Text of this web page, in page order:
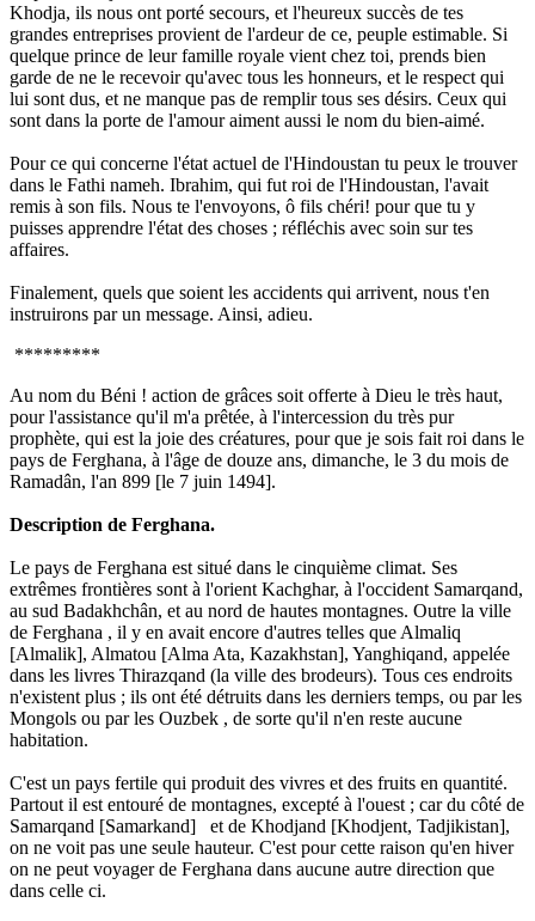
Khodja, ils nous ont porté secours, et l'heureux succès de tes
grandes entreprises provient de l'ardeur de ce, peuple estimable. Si
quelque prince de leur famille royale vient chez toi, prends bien
garde de ne le recevoir qu'avec tous les honneurs, et le respect qui
lui sont dus, et ne manque pas de remplir tous ses désirs. Ceux qui
sont dans la porte de l'amour aiment aussi le nom du bien-aimé.
Pour ce qui concerne l'état actuel de l'Hindoustan tu peux le trouver
dans le Fathi nameh. Ibrahim, qui fut roi de l'Hindoustan, l'avait
remis à son fils. Nous te l'envoyons, ô fils chéri! pour que tu y
puisses apprendre l'état des choses ; réfléchis avec soin sur tes
affaires.
Finalement, quels que soient les accidents qui arrivent, nous t'en
instruirons par un message. Ainsi, adieu.
*********
Au nom du Béni ! action de grâces soit offerte à Dieu le très haut,
pour l'assistance qu'il m'a prêtée, à l'intercession du très pur
prophète, qui est la joie des créatures, pour que je sois fait roi dans le
pays de Ferghana, à l'âge de douze ans, dimanche, le 3 du mois de
Ramadân, l'an 899 [le 7 juin 1494].
Description de Ferghana.
Le pays de Ferghana est situé dans le cinquième climat. Ses
extrêmes frontières sont à l'orient Kachghar, à l'occident Samarqand,
au sud Badakhchân, et au nord de hautes montagnes. Outre la ville
de Ferghana , il y en avait encore d'autres telles que Almaliq
[Almalik], Almatou [Alma Ata, Kazakhstan], Yanghiqand, appelée
dans les livres Thirazqand (la ville des brodeurs). Tous ces endroits
n'existent plus ; ils ont été détruits dans les derniers temps, ou par les
Mongols ou par les Ouzbek , de sorte qu'il n'en reste aucune
habitation.
C'est un pays fertile qui produit des vivres et des fruits en quantité.
Partout il est entouré de montagnes, excepté à l'ouest ; car du côté de
Samarqand [Samarkand] et de Khodjand [Khodjent, Tadjikistan],
on ne voit pas une seule hauteur. C'est pour cette raison qu'en hiver
on ne peut voyager de Ferghana dans aucune autre direction que
dans celle ci.